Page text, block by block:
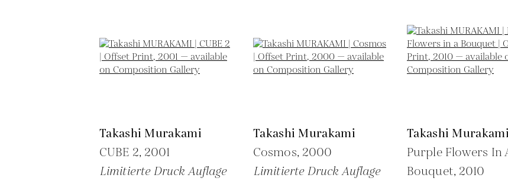
Takashi Murakami
CUBE 2, 2001
Limitierte Druck Auflage
Takashi Murakami
Cosmos, 2000
Limitierte Druck Auflage
Takashi Murakami
Purple Flowers In
Bouquet, 2010